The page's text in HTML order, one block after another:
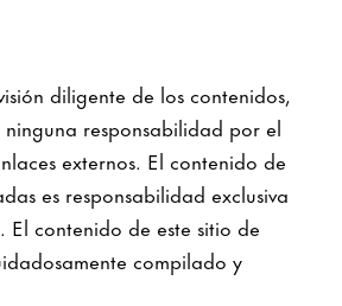
diligente de los contenidos,
ninguna responsabilidad por el
externos. El contenido de
es responsabilidad exclusiva
El contenido de este sitio de
compilado y